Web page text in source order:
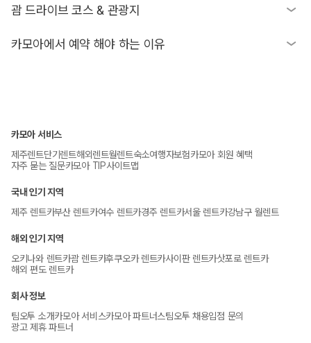
달라질 수 있으니, 브랜드보다는 지역별 운영 방식과 이용 조건을 함께 확
주 운전자 외에 추가 운전자를 등록하실 경우, 추가 운전자 역시 여권과 실
서 차량 배차가 거절될 수 있으니, 출발 전에 꼭 다시 한번 확인해 주세요.
3. 원하는 차량을 클릭한 뒤에 예약을 진행해주세요.
4. 예약 정보를 입력하시면서 배차 주소와 반차 주소를 꼭 설정해주세요.
6. 궁금하신 부분이 있다면 카모아에 문의주세요!
현장에서 차량을 받는 방법
1. 카모아 바우처를 제시해주세요.
2. 렌트카 계약서에 서명해주세요.
6. 차량 사용 방법이 궁금하시다면, 현장 직원에게 꼭 안내 받아주
공항 대여
1. 공항에서 사무실을 찾아주세요.
2. 직원의 안내에 따라 차량으로 이동해주세요.
1. 짐을 찾으신 후 공항에서 직원을 만나주세요.
2. 직원을 찾기 어려우시다면, 바우처에 기재된 연락처로 연락해
3. 사무실로 이동하셔서 차량을 인수 받아주세요.
1. 호텔 로비에서 예약하신 시간에 업체 직원을 만나주세요.
요.
괌 드라이브 코스 & 관광지
짧고 편한 첫날/마지막날 코스!
이 조합이 좋은 이유
2. 관광지 밀집 → 운전 스트레스 적음
이런 분들께 추천해요
가족 단위 / 첫날 도착 후 가볍게 드라이브 / 아이 컨디션 고려해야
할 때
사진 + 분위기 중심 코스
추천 루트
1. 투몬 출발
2. 하갓냐 시내 산책
3. 차모로 빌리지 (간식·기념품)
4. 파세오 공원 → 아산 비치 선셋
카모아에서 예약 해야 하는 이유
하게 여행하실 수 있도록 플랜으로 정리하였습니다.
아래 3가지 플랜으로 확인하실 수 있으며, 만약 보고 계신 상품에
다른 플랜이 없다면 현장에서 추가해주세요.
1) 기본보장 플랜 "자차보험"과 "대인/대물 보험" 포함되어 있으
나, 자차 보험의 자기부담금(=면책금)이 발생합니다.
자차 보험의 자기부담금(=면책금)이 발생되지 않으나, 단독사고/
타이어/휠/유리 등의 예외 상황에서는 보장되지 않습니다.
3) 슈퍼보장 플랜 자차보험 + 대인/대물 보험 포함되어 있으며,
자차 보험의 자기부담금(=면책금)이 발생되지 않으나, 단독사고/
타이어/휠/유리도 보장됩니다.
더 상세한 내용은
카모아 서비스
제주렌트단기렌트해외렌트월렌트숙소여행자보험카모아 회원 혜택
자주 묻는 질문카모아 TIP사이트맵
국내 인기 지역
제주 렌트카부산 렌트카여수 렌트카경주 렌트카서울 렌트카강남구 월렌트
해외 인기 지역
오키나와 렌트카괌 렌트카후쿠오카 렌트카사이판 렌트카삿포로 렌트카
해외 편도 렌트카
회사 정보
팀오투 소개카모아 서비스카모아 파트너스팀오투 채용입점 문의
광고 제휴 파트너